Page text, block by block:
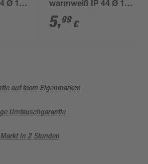
Ø 15
warmweiß IP 44 Ø 10
x 39 cm
5,99 €
auf toom Eigenmarken
Umtauschgarantie
in 2 Stunden